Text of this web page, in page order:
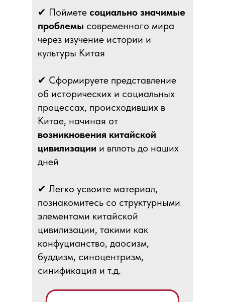
✔ Поймете социально значимые
проблемы современного мира
через изучение истории и
культуры Китая
✔ Сформируете представление
об исторических и социальных
процессах, происходивших в
Китае, начиная от
возникновения китайской
цивилизации и вплоть до наших
дней
✔ Легко усвоите материал,
познакомитесь со структурными
элементами китайской
цивилизации, такими как
конфуцианство, даосизм,
буддизм, синоцентризм,
синификация и т.д.